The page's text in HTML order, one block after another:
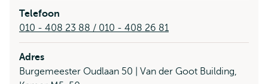
Telefoon
010 - 408 23 88 / 010 - 408 26 81
Adres
Burgemeester Oudlaan 50 | Van der Goot Building,